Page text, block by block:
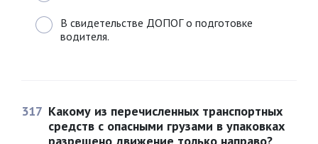
В свидетельстве ДОПОГ о подготовке
водителя.
317 Какому из перечисленных транспортных
средств с опасными грузами в упаковках